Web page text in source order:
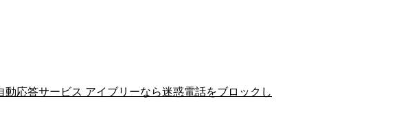
応答サービス アイブリーなら迷惑電話をブロックし